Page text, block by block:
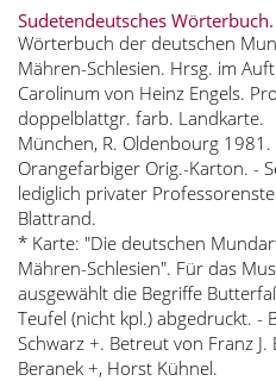
Sudetendeutsches Wörterbuch.
Wörterbuch der deutschen
Mähren-Schlesien. Hrsg. im
Carolinum von Heinz Engels.
doppelblattgr. farb. Landkarte.
München, R. Oldenbourg 1981.
Orangefarbiger Orig.-Karton. -
lediglich privater
Blattrand.
* Karte: "Die deutschen
Mähren-Schlesien". Für das
ausgewählt die Begriffe
Teufel (nicht kpl.) abgedruckt. -
Schwarz +. Betreut von Franz
Beranek +, Horst Kühnel.